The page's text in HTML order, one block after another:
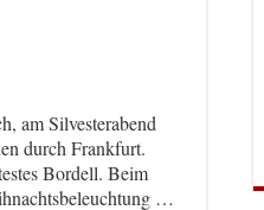
am Silvesterabend
durch Frankfurt.
Bordell. Beim
…